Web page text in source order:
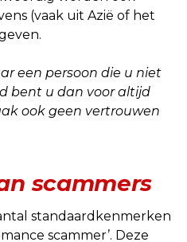
(vaak uit Azië of het
een persoon die u niet
bent u dan voor altijd
ook geen vertrouwen
scammers
standaardkenmerken
scammer’. Deze